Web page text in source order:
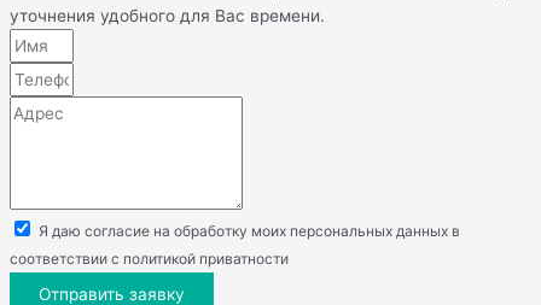
уточнения удобного для Вас времени.
Я даю согласие на обработку моих персональных данных в
соответствии с политикой приватности
Отправить заявку